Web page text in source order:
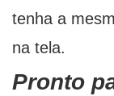
tenha a
na tela.
Pronto